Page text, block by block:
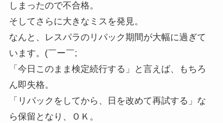
しまったので不合格。
そしてさらに大きなミスを発見。
なんと、レスパラのリパック期間が大幅に過ぎて
います。(￣ー￣;
「今日このまま検定続行する」と言えば、もちろ
ん即失格。
「リパックをしてから、日を改めて再試する」な
ら保留となり、ＯＫ。